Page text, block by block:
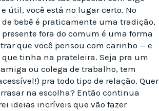
útil, você está no lugar certo. No
de bebê é praticamente uma tradição,
fora do comum é uma forma
que você pensou com carinho — e
que tinha na prateleira. Seja pra um
ou colega de trabalho, tem
pra todo tipo de relação. Quer
na escolha? Então continua
ideias incríveis que vão fazer